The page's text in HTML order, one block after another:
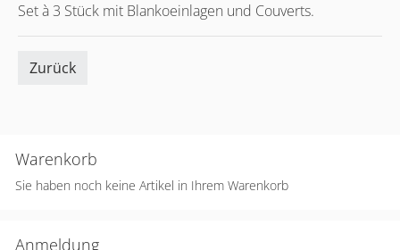
Warenkorb
Sie haben noch keine Artikel in Ihrem Warenkorb
Anmeldung
Set à 3 Stück mit Blankoeinlagen und Couverts.
Zurück